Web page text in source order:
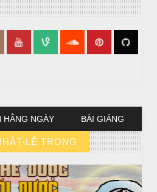
HẰNG NGÀY BÀI GIẢNG
LỄ TRỌNG
BY SUY NIỆM CHÚA NHẬT-LỄ TRỌNG